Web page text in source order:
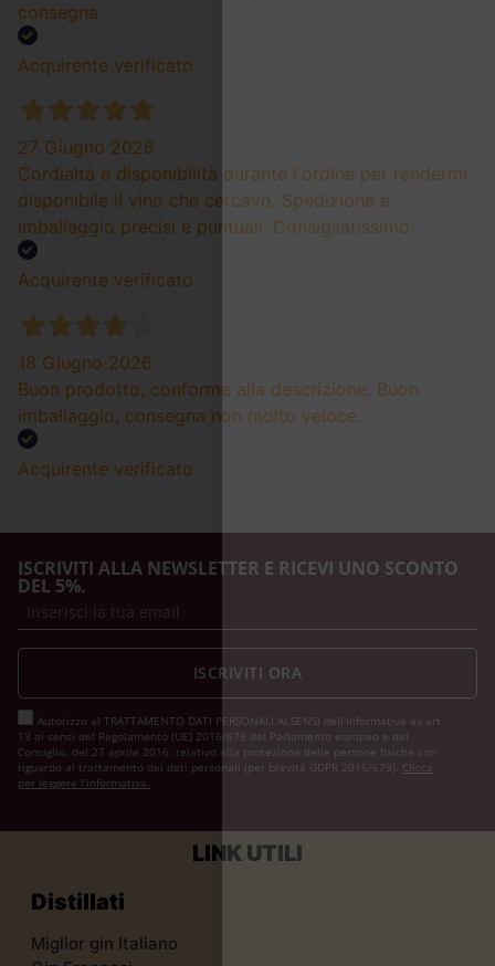
consegna
Acquirente verificato
27 Giugno 2026
Cordialtà e disponibilità durante l'ordine per rendermi
disponibile il vino che cercavo. Spedizione e
imballaggio precisi e puntuali. Consigliatissimo.
Acquirente verificato
18 Giugno 2026
Buon prodotto, conforme alla descrizione. Buon
imballaggio, consegna non molto veloce.
Acquirente verificato
ISCRIVITI ALLA NEWSLETTER E RICEVI UNO SCONTO
DEL 5%.
Autorizzo al TRATTAMENTO DATI PERSONALI AI SENSI dell'Informativa ex art.
13 ai sensi del Regolamento (UE) 2016/679 del Parlamento europeo e del
Consiglio, del 27 aprile 2016, relativo alla protezione delle persone fisiche con
riguardo al trattamento dei dati personali (per brevità GDPR 2016/679). Clicca
per leggere l’informativa.
ISCRIVITI ORA
LINK UTILI
Distillati
Miglior gin Italiano